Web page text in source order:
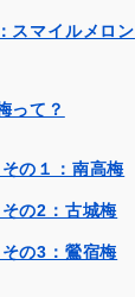
スマイルメロン
って？
の１：南高梅
の2：古城梅
の3：鶯宿梅